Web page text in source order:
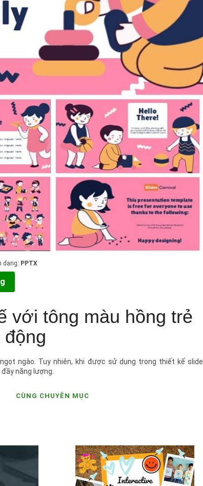
PPTX
với tông màu hồng trẻ
ngào. Tuy nhiên, khi được sử dụng trong thiết kế slide
năng lượng.
CÙNG CHUYÊN MỤC